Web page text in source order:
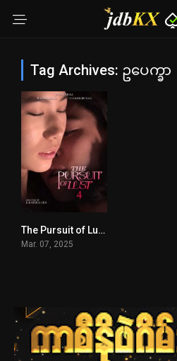
Tag Archives: ဥပေက္ခာ
6.7The Pursuit of Lust 4
Mar. 07, 2025